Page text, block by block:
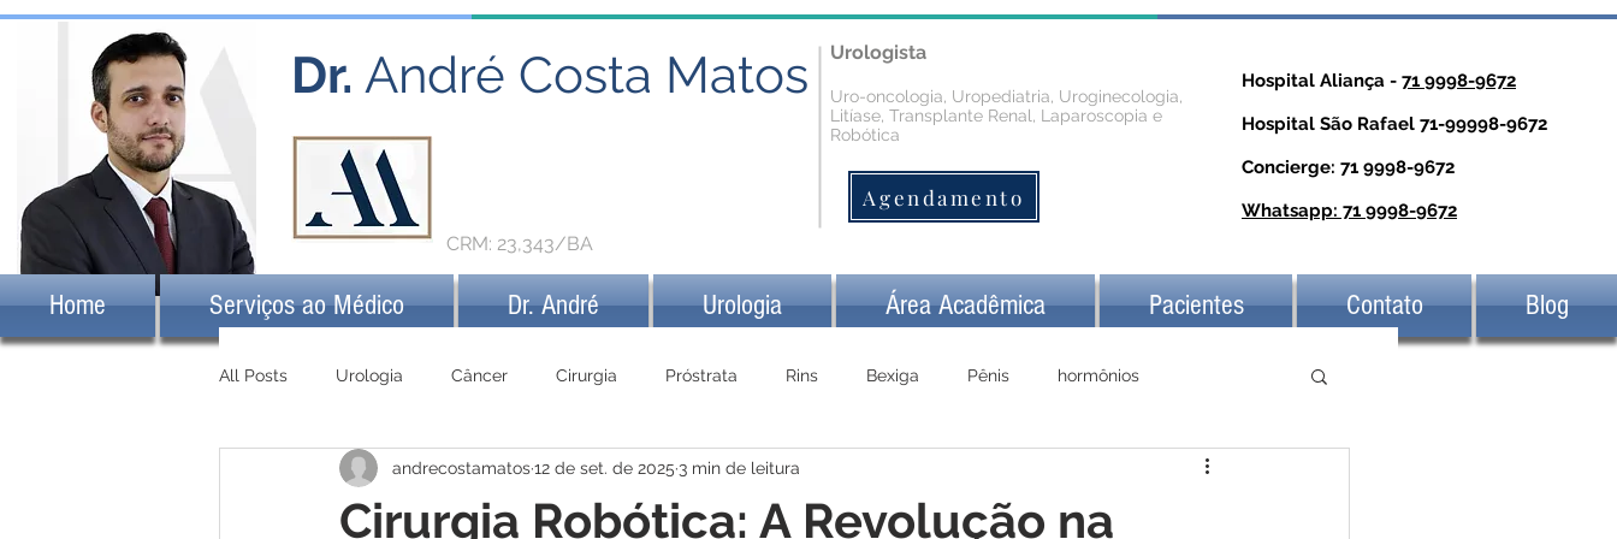
Dr. André Costa Matos Urologista
Uro-oncologia, Uropediatria, Uroginecologia,
Litíase, Transplante Renal, Laparoscopia e
Robótica
CRM: 23,343/BA
Hospital Aliança - 71 9998-9672
Hospital São Rafael 71-99998-9672
Concierge: 71 9998-9672
Whatsapp: 71 9998-9672
Home Serviços ao Médico Dr. André Urologia Área Acadêmica Pacientes Contato Blog
Agendamento
All Posts Urologia Câncer Cirurgia Próstrata Rins Bexiga Pênis hormônios
Cirurgia Robótica: A Revolução na
andrecostamatos12 de set. de 2025 3 min de leitura